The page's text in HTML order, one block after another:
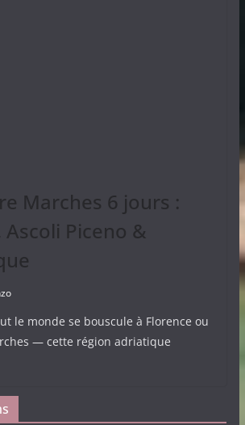
Marches 6 jours :
Piceno &
le monde se bouscule à Florence ou
— cette région adriatique